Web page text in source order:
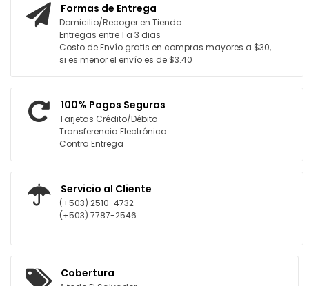
Formas de Entrega
Domicilio/Recoger en Tienda
Entregas entre 1 a 3 dias
Costo de Envío gratis en compras mayores a $30,
si es menor el envío es de $3.40
100% Pagos Seguros
Tarjetas Crédito/Débito
Transferencia Electrónica
Contra Entrega
Servicio al Cliente
(+503) 2510-4732
(+503) 7787-2546
Cobertura